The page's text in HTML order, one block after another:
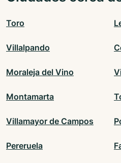
Toro
Villalpando
Moraleja del Vino
Montamarta
Villamayor de Campos
Pereruela